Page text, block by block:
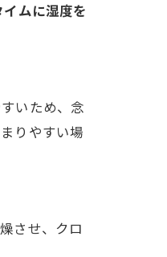
イムに湿度を
いため、念
りやすい場
させ、クロ